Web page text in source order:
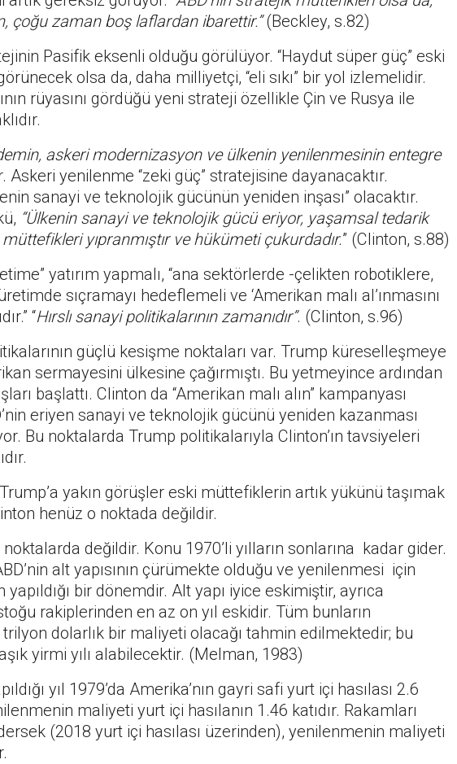
çoğu zaman boş laflardan ibarettir.”(Beckley, s.82)
Pasifik eksenli olduğu görülüyor. “Haydut süper güç” eski
olsa da, daha milliyetçi, “eli sıkı” bir yol izlemelidir.
rüyasını gördüğü yeni strateji özellikle Çin ve Rusya ile
askeri modernizasyon ve ülkenin yenilenmesinin entegre
Askeri yenilenme “zeki güç” stratejisine dayanacaktır.
sanayi ve teknolojik gücünün yeniden inşası” olacaktır.
“Ülkenin sanayi ve teknolojik gücü eriyor, yaşamsal tedarik
müttefikleri yıpranmıştır ve hükümeti çukurdadır.” (Clinton, s.88)
yatırım yapmalı, “ana sektörlerde -çelikten robotiklere,
sıçramayı hedeflemeli ve ‘Amerikan malı al’ınmasını
“Hırslı sanayi politikalarının zamanıdır”. (Clinton, s.96)
güçlü kesişme noktaları var. Trump küreselleşmeye
sermayesini ülkesine çağırmıştı. Bu yetmeyince ardından
başlattı. Clinton da “Amerikan malı alın” kampanyası
eriyen sanayi ve teknolojik gücünü yeniden kazanması
Bu noktalarda Trump politikalarıyla Clinton’ın tavsiyeleri
yakın görüşler eski müttefiklerin artık yükünü taşımak
henüz o noktada değildir.
noktalarda değildir. Konu 1970’li yılların sonlarına kadar gider.
alt yapısının çürümekte olduğu ve yenilenmesi için
yapıldığı bir dönemdir. Alt yapı iyice eskimiştir, ayrıca
rakiplerinden en az on yıl eskidir. Tüm bunların
dolarlık bir maliyeti olacağı tahmin edilmektedir; bu
yirmi yılı alabilecektir. (Melman, 1983)
yıl 1979’da Amerika’nın gayri safi yurt içi hasılası 2.6
maliyeti yurt içi hasılanın 1.46 katıdır. Rakamları
(2018 yurt içi hasılası üzerinden), yenilenmenin maliyeti